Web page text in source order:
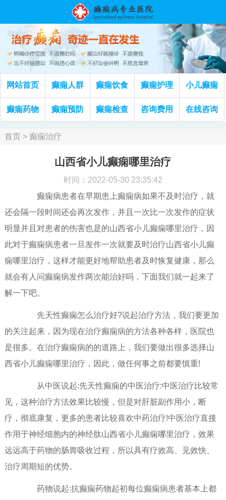
网站首页 癫痫人群 癫痫饮食 癫痫护理 小儿癫痫
癫痫药物 癫痫预防 癫痫检查 咨询费用 在线咨询
首页> 癫痫治疗
山西省小儿癫痫哪里治疗
时间：2022-05-30 23:35:42
癫痫病患者在早期患上癫痫病如果不及时治疗，就
还会隔一段时间还会再次发作，并且一次比一次发作的症状
明显并且对患者的伤害也是的山西省小儿癫痫哪里治疗，因
此对于癫痫病患者一旦发作一次就要及时治疗山西省小儿癫
痫哪里治疗，这样才能更好地帮助患者及时恢复健康，那么
就会有人问癫痫病发作两次能治好吗，下面我们就一起来了
解一下吧。
先天性癫痫怎么治疗好?说起治疗方法，我们要更加
的关注起来，因为现在治疗癫痫病的方法各种各样，医院也
是很多。在治疗癫痫病的的道路上，我们要做出很多选择山
西省小儿癫痫哪里治疗，因此，做任何事之前都要慎重!
从中医说起:先天性癫痫的中医治疗:中医治疗比较常
见，这种治疗方法效果比较慢，但是对肝脏副作用小，断
疗，彻底康复，更多的患者比较喜欢中药治疗!中医治疗直接
作用于神经细胞内的神经肽山西省小儿癫痫哪里治疗，效果
远远高于药物的肠胃吸收过程，所以具有疗效高、见效快、
治疗周期短的优势。
药物说起:抗癫痫药物起初每位癫痫病患者基本上都